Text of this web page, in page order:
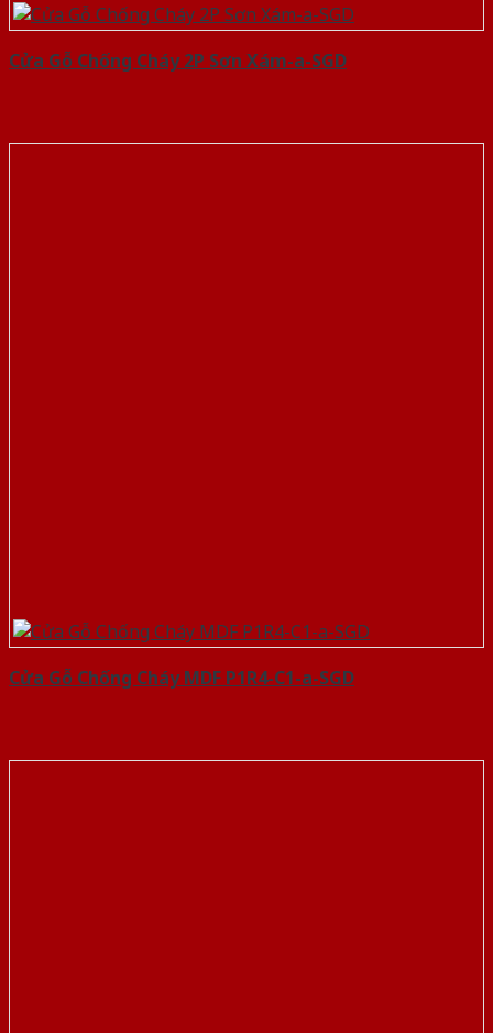
Cửa Gỗ Chống Cháy 2P Sơn Xám-a-SGD
Cửa Gỗ Chống Cháy MDF P1R4-C1-a-SGD